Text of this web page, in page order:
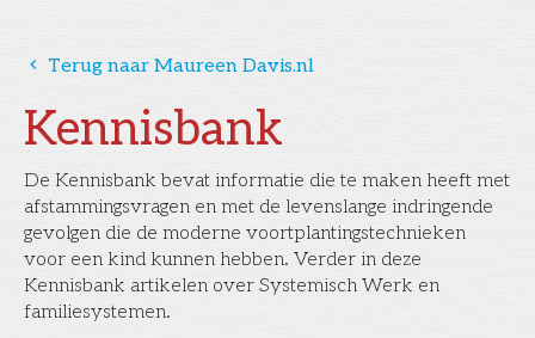
Kennisbank
De Kennisbank bevat informatie die te maken heeft met
afstammingsvragen en met de levenslange indringende
gevolgen die de moderne voortplantingstechnieken
voor een kind kunnen hebben. Verder in deze
Kennisbank artikelen over Systemisch Werk en
familiesystemen.
󰅁 Terug naar Maureen Davis.nl